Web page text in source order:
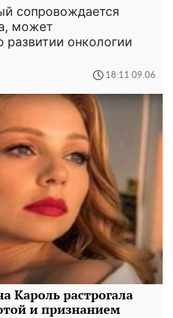
сопровождается
может
развитии онкологии
18:11 09.06
Кароль растрогала
и признанием